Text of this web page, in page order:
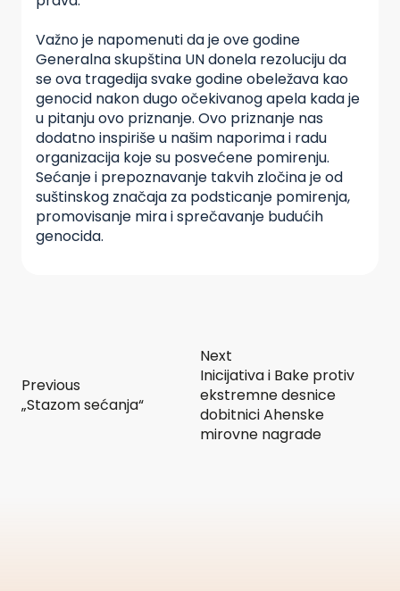
Važno je napomenuti da je ove godine
Generalna skupština UN donela rezoluciju da
se ova tragedija svake godine obeležava kao
genocid nakon dugo očekivanog apela kada je
u pitanju ovo priznanje. Ovo priznanje nas
dodatno inspiriše u našim naporima i radu
organizacija koje su posvećene pomirenju.
Sećanje i prepoznavanje takvih zločina je od
suštinskog značaja za podsticanje pomirenja,
promovisanje mira i sprečavanje budućih
genocida.
Previous
„Stazom sećanja“
Next
Inicijativa i Bake protiv
ekstremne desnice
dobitnici Ahenske
mirovne nagrade